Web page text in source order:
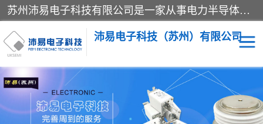
苏州沛易电子科技有限公司是一家从事电力半导体器件和电子元器件的专业代理及分销商，产品包括：IGBT模块、IPM模块、PIM模块、二极管、三极管、可控硅、整流桥、IGBT单管、IGBT电路驱动板、GTR达林顿模块、快恢复二极管、肖特基二极管、熔断器、IC集成电路、快速熔断器等。
沛易电子科技（苏州）有限公司
西门康 英飞凌